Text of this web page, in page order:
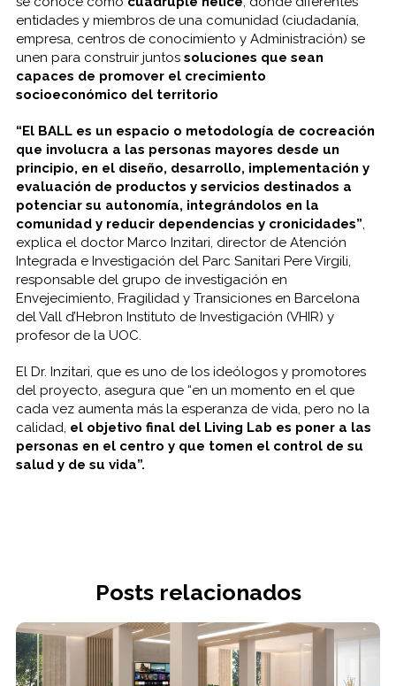
entidades y miembros de una comunidad (ciudadanía,
empresa, centros de conocimiento y Administración) se
unen para construir juntos soluciones que sean
capaces de promover el crecimiento
socioeconómico del territorio
“El BALL es un espacio o metodología de cocreación
que involucra a las personas mayores desde un
principio, en el diseño, desarrollo, implementación y
evaluación de productos y servicios destinados a
potenciar su autonomía, integrándolos en la
comunidad y reducir dependencias y cronicidades”,
explica el doctor Marco Inzitari, director de Atención
Integrada e Investigación del Parc Sanitari Pere Virgili,
responsable del grupo de investigación en
Envejecimiento, Fragilidad y Transiciones en Barcelona
del Vall d’Hebron Instituto de Investigación (VHIR) y
profesor de la UOC.
El Dr. Inzitari, que es uno de los ideólogos y promotores
del proyecto, asegura que “en un momento en el que
cada vez aumenta más la esperanza de vida, pero no la
calidad, el objetivo final del Living Lab es poner a las
personas en el centro y que tomen el control de su
salud y de su vida”.
Posts relacionados